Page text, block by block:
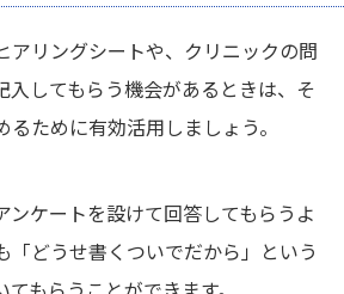
アリングシートや、クリニックの問
入してもらう機会があるときは、そ
ために有効活用しましょう。
ンケートを設けて回答してもらうよ
「どうせ書くついでだから」という